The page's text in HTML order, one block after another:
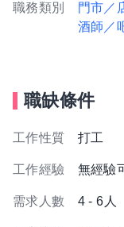
職務類別 門市／
酒師／
職缺條件
工作性質 打工
工作經驗 無經驗
需求人數 4 - 6人